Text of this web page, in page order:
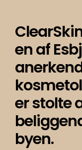
en af
er stolte
byen.